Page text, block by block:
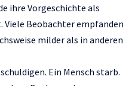
ihre Vorgeschichte als
Beobachter empfanden
milder als in anderen
Ein Mensch starb.